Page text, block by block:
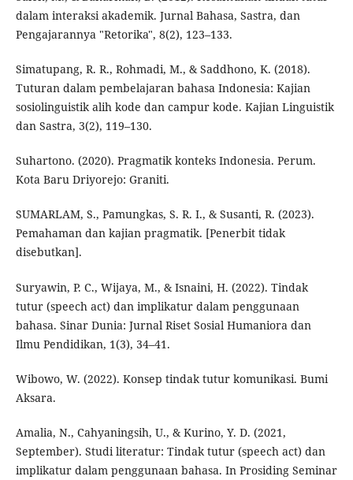
dalam interaksi akademik. Jurnal Bahasa, Sastra, dan
Pengajarannya "Retorika", 8(2), 123–133.
Simatupang, R. R., Rohmadi, M., & Saddhono, K. (2018).
Tuturan dalam pembelajaran bahasa Indonesia: Kajian
sosiolinguistik alih kode dan campur kode. Kajian Linguistik
dan Sastra, 3(2), 119–130.
Suhartono. (2020). Pragmatik konteks Indonesia. Perum.
Kota Baru Driyorejo: Graniti.
SUMARLAM, S., Pamungkas, S. R. I., & Susanti, R. (2023).
Pemahaman dan kajian pragmatik. [Penerbit tidak
disebutkan].
Suryawin, P. C., Wijaya, M., & Isnaini, H. (2022). Tindak
tutur (speech act) dan implikatur dalam penggunaan
bahasa. Sinar Dunia: Jurnal Riset Sosial Humaniora dan
Ilmu Pendidikan, 1(3), 34–41.
Wibowo, W. (2022). Konsep tindak tutur komunikasi. Bumi
Aksara.
Amalia, N., Cahyaningsih, U., & Kurino, Y. D. (2021,
September). Studi literatur: Tindak tutur (speech act) dan
implikatur dalam penggunaan bahasa. In Prosiding Seminar